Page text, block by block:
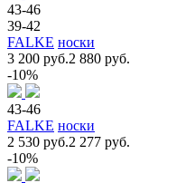
43-46
39-42
FALKE носки
3 200 руб.2 880 руб.
-10%
43-46
FALKE носки
2 530 руб.2 277 руб.
-10%